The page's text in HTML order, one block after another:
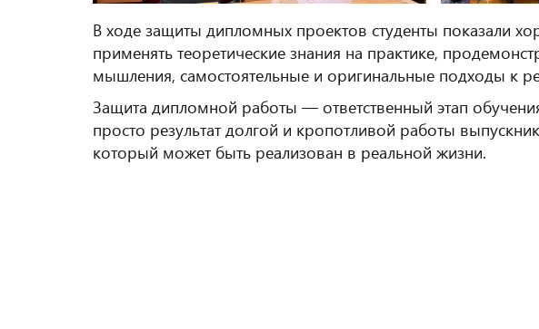
В ходе защиты дипломных проектов студенты показали
применять теоретические знания на практике,
мышления, самостоятельные и оригинальные подходы к
Защита дипломной работы — ответственный этап
просто результат долгой и кропотливой работы
который может быть реализован в реальной жизни.